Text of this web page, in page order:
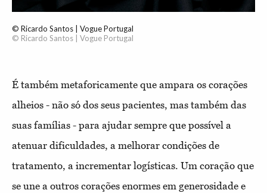
© Ricardo Santos | Vogue Portugal
© Ricardo Santos | Vogue Portugal
É também metaforicamente que ampara os corações
alheios - não só dos seus pacientes, mas também das
suas famílias - para ajudar sempre que possível a
atenuar dificuldades, a melhorar condições de
tratamento, a incrementar logísticas. Um coração que
se une a outros corações enormes em generosidade e